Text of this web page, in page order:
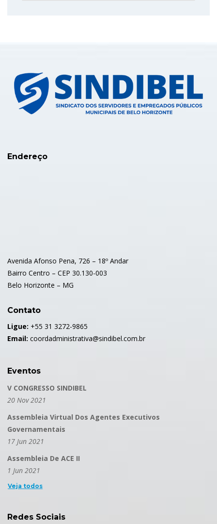
Endereço
Avenida Afonso Pena, 726 – 18º Andar
Bairro Centro – CEP 30.130-003
Belo Horizonte – MG
Contato
Ligue: +55 31 3272-9865
Email: coordadministrativa@sindibel.com.br
Eventos
V CONGRESSO SINDIBEL
20 Nov 2021
Assembleia Virtual Dos Agentes Executivos
Governamentais
17 Jun 2021
Assembleia De ACE II
1 Jun 2021
Veja todos
Redes Sociais